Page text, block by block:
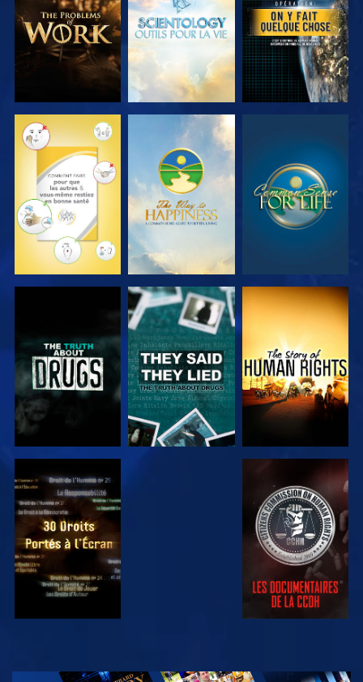
LES SÉRIES LES SÉRIES
REGARDER REGARDER REGARDER
REGARDER REGARDER
REGARDER REGARDER
REGARDER
DÉCOUVRIR